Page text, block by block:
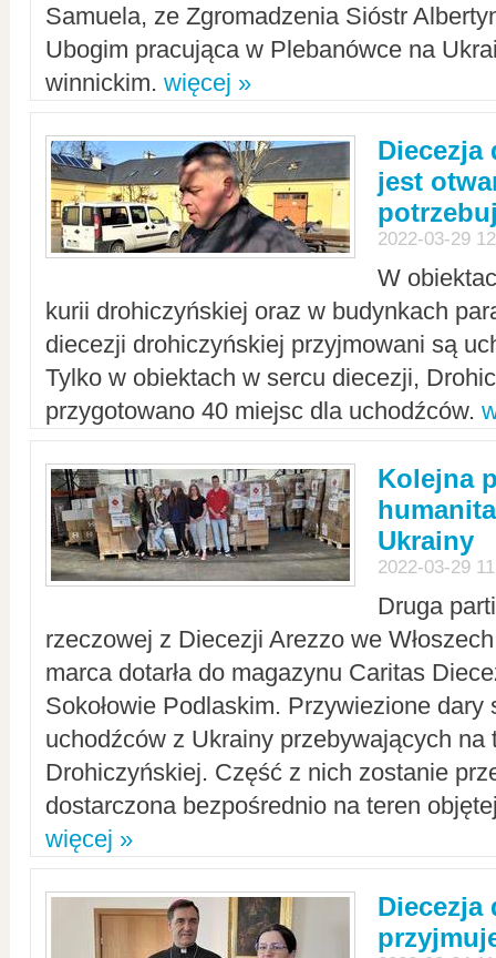
Samuela, ze Zgromadzenia Sióstr
Ubogim pracująca w Plebanówce na
winnickim. więcej »
Diecezja
jest
2022-03-29
W
kurii drohiczyńskiej oraz w budynkach
diecezji drohiczyńskiej przyjmowani są
Tylko w obiektach w sercu diecezji,
przygotowano 40 miejsc dla uchodźców.
Kolejna
Ukrainy
2022-03-29
Druga
rzeczowej z Diecezji Arezzo we
marca dotarła do magazynu Caritas
Sokołowie Podlaskim. Przywiezione dary
uchodźców z Ukrainy przebywających na
Drohiczyńskiej. Część z nich zostanie
dostarczona bezpośrednio na teren
więcej »
Diecezja